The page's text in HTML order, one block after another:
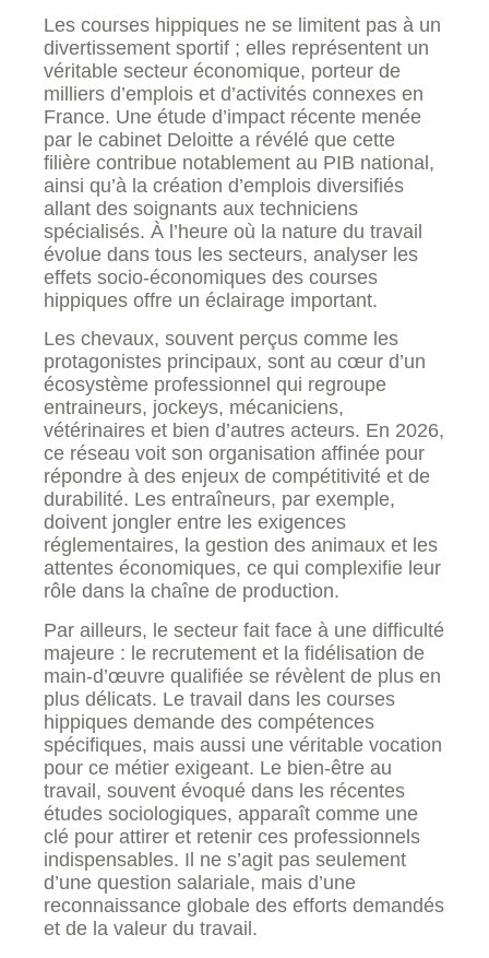
Les courses hippiques ne se limitent pas à un
divertissement sportif ; elles représentent un
véritable secteur économique, porteur de
milliers d’emplois et d’activités connexes en
France. Une étude d’impact récente menée
par le cabinet Deloitte a révélé que cette
filière contribue notablement au PIB national,
ainsi qu’à la création d’emplois diversifiés
allant des soignants aux techniciens
spécialisés. À l’heure où la nature du travail
évolue dans tous les secteurs, analyser les
effets socio-économiques des courses
hippiques offre un éclairage important.
Les chevaux, souvent perçus comme les
protagonistes principaux, sont au cœur d’un
écosystème professionnel qui regroupe
entraineurs, jockeys, mécaniciens,
vétérinaires et bien d’autres acteurs. En 2026,
ce réseau voit son organisation affinée pour
répondre à des enjeux de compétitivité et de
durabilité. Les entraîneurs, par exemple,
doivent jongler entre les exigences
réglementaires, la gestion des animaux et les
attentes économiques, ce qui complexifie leur
rôle dans la chaîne de production.
Par ailleurs, le secteur fait face à une difficulté
majeure : le recrutement et la fidélisation de
main-d’œuvre qualifiée se révèlent de plus en
plus délicats. Le travail dans les courses
hippiques demande des compétences
spécifiques, mais aussi une véritable vocation
pour ce métier exigeant. Le bien-être au
travail, souvent évoqué dans les récentes
études sociologiques, apparaît comme une
clé pour attirer et retenir ces professionnels
indispensables. Il ne s’agit pas seulement
d’une question salariale, mais d’une
reconnaissance globale des efforts demandés
et de la valeur du travail.